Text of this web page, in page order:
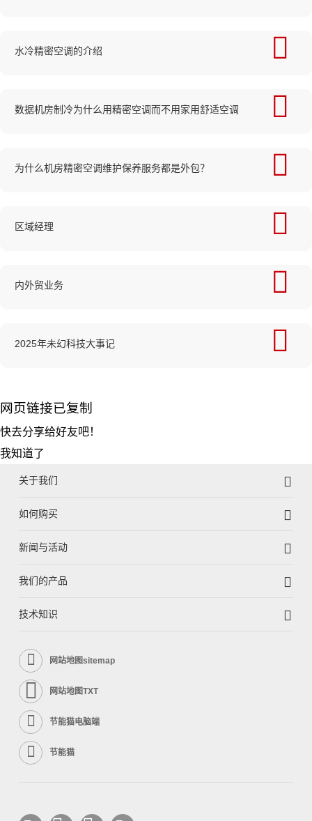
水冷精密空调的介绍
数据机房制冷为什么用精密空调而不用家用舒适空调
为什么机房精密空调维护保养服务都是外包？
区域经理
内外贸业务
2025年未幻科技大事记
网页链接已复制
快去分享给好友吧！
我知道了
关于我们
如何购买
新闻与活动
我们的产品
技术知识
网站地图sitemap
网站地图TXT
节能猫电脑端
节能猫